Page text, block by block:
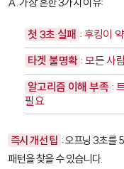
첫 3초 실패 : 후킹이
타겟 불명확 : 모든 사
알고리즘 이해 부족 :
필요
즉시 개선 팁 : 오프닝 3초를
패턴을 찾을 수 있습니다.